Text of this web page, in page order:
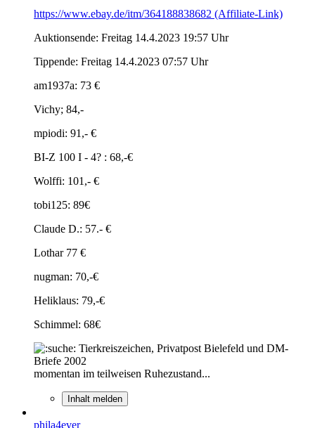
https://www.ebay.de/itm/364188838682 (Affiliate-Link)
Auktionsende: Freitag 14.4.2023 19:57 Uhr
Tippende: Freitag 14.4.2023 07:57 Uhr
am1937a: 73 €
Vichy; 84,-
mpiodi: 91,- €
BI-Z 100 I - 4? : 68,-€
Wolffi: 101,- €
tobi125: 89€
Claude D.: 57.- €
Lothar 77 €
nugman: 70,-€
Heliklaus: 79,-€
Schimmel: 68€
Tierkreiszeichen, Privatpost Bielefeld und DM-
Briefe 2002
momentan im teilweisen Ruhezustand...
Inhalt melden
phila4ever